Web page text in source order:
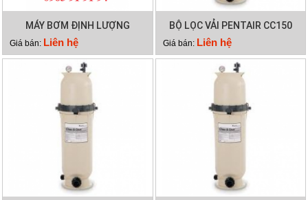
MÁY BƠM ĐỊNH LƯỢNG
EMAUX CTRL7-PH
Giá bán: Liên hệ
BỘ LỌC VẢI PENTAIR CC150
Giá bán: Liên hệ